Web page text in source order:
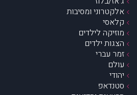
אלקטרוני ומסיבות
קלאסי
מוזיקה לילדים
הצגות ילדים
זמר עברי
עולם
יהודי
סטנדאפ